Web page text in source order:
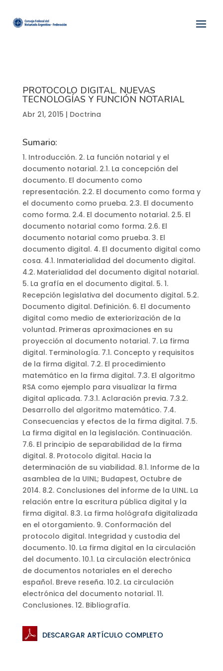
PROTOCOLO DIGITAL. NUEVAS
TECNOLOGÍAS Y FUNCIÓN NOTARIAL
Abr 21, 2015 | Doctrina
Sumario:
1. Introducción. 2. La función notarial y el
documento notarial. 2.1. La concepción del
documento. El documento como
representación. 2.2. El documento como forma y
el documento como prueba. 2.3. El documento
como forma. 2.4. El documento notarial. 2.5. El
documento notarial como forma. 2.6. El
documento notarial como prueba. 3. El
documento digital. 4. El documento digital como
cosa. 4.1. Inmaterialidad del documento digital.
4.2. Materialidad del documento digital notarial.
5. La grafía en el documento digital. 5. 1.
Recepción legislativa del documento digital. 5.2.
Documento digital. Definición. 6. El documento
digital como medio de exteriorización de la
voluntad. Primeras aproximaciones en su
proyección al documento notarial. 7. La firma
digital. Terminología. 7.1. Concepto y requisitos
de la firma digital. 7.2. El procedimiento
matemático en la firma digital. 7.3. El algoritmo
RSA como ejemplo para visualizar la firma
digital aplicada. 7.3.1. Aclaración previa. 7.3.2.
Desarrollo del algoritmo matemático. 7.4.
Consecuencias y efectos de la firma digital. 7.5.
La firma digital en la legislación. Continuación.
7.6. El principio de separabilidad de la firma
digital. 8. Protocolo digital. Hacia la
determinación de su viabilidad. 8.1. Informe de la
asamblea de la UINL; Budapest, Octubre de
2014. 8.2. Conclusiones del informe de la UINL. La
relación entre la escritura pública digital y la
firma digital. 8.3. La firma hológrafa digitalizada
en el otorgamiento. 9. Conformación del
protocolo digital. Integridad y custodia del
documento. 10. La firma digital en la circulación
del documento. 10.1. La circulación electrónica
de documentos notariales en el derecho
español. Breve reseña. 10.2. La circulación
electrónica del documento notarial. 11.
Conclusiones. 12. Bibliografía.
DESCARGAR ARTÍCULO COMPLETO